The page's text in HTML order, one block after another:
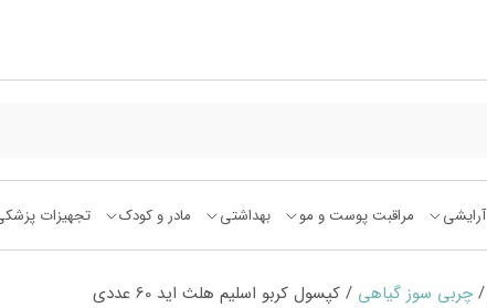
آرایشی مراقبت پوست و مو بهداشتی مادر و کودک تجهیزات
/ چربی سوز گیاهی / کپسول کربو اسلیم هلث اید 60 عددی